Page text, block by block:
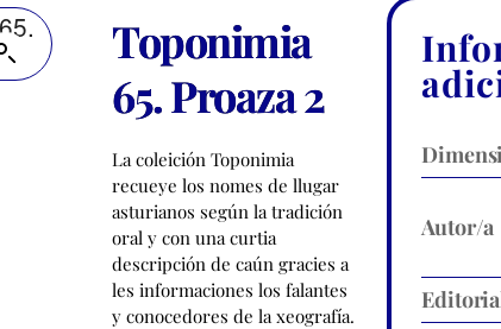
Toponimia
65. Proaza 2
La coleición Toponimia
recueye los nomes de llugar
asturianos según la tradición
oral y con una curtia
descripción de caún gracies a
les informaciones los falantes
y conocedores de la xeografía.
Autor/a